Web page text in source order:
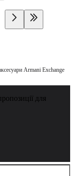
Armani Exchange
для